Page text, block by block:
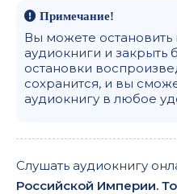
Примечание!
Вы можете
аудиокниги и закрыть
остановки
сохранится, и вы
аудиокнигу в любое
Слушать аудиокнигу
Российской Империи.